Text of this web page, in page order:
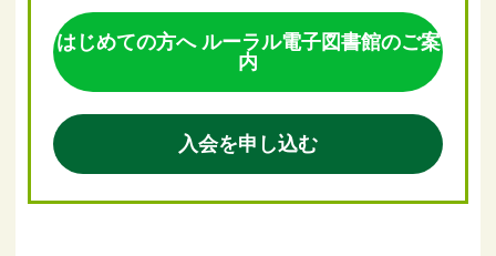
はじめての方へ ルーラル電子図書館のご案
内
入会を申し込む